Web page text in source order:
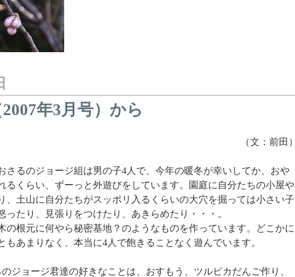
年3月号）から
（文：前田）
るのジョージ組は男の子4人で、今年の暖冬が幸いしてか、おや
るくらい、ずーっと外遊びをしています。園庭に自分たちの小屋や
、土山に自分たちがスッポリ入るくらいの大穴を掘っては小さい子
ったり、見張りをつけたり、あきらめたり・・・。
根元に何やら秘密基地？のようなものを作っています。どこかに
もあまりなく、本当に4人で飽きることなく遊んでいます。
ジョージ君達の好きなことは、おすもう、ツルピカだんご作り、